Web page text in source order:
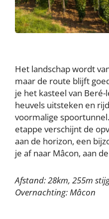
Het landschap wordt
maar de route blijft
je het kasteel van
heuvels uitsteken en
voormalige
etappe verschijnt de
aan de horizon, een
je af naar Mâcon, aan
Afstand: 28km, 255m
Overnachting: Mâcon